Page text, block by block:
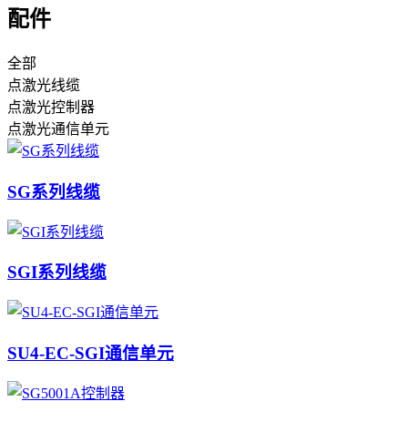
配件
全部
点激光线缆
点激光控制器
点激光通信单元
SG系列线缆
SGI系列线缆
SU4-EC-SGI通信单元